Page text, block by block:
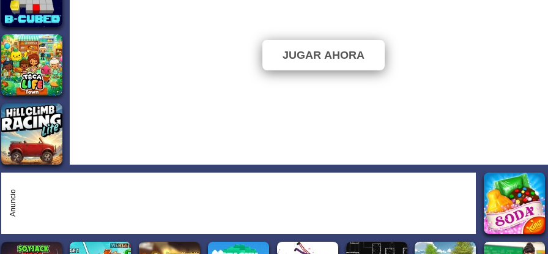
JUGAR AHORA
Anuncio